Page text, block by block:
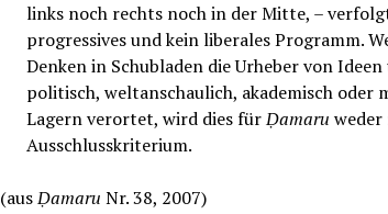
links noch rechts noch in der Mitte, –
progressives und kein liberales Programm.
Denken in Schubladen die Urheber von
politisch, weltanschaulich, akademisch oder
Lagern verortet, wird dies fürḌamaru weder
Ausschlusskriterium.
(ausḌamaru Nr. 38, 2007)